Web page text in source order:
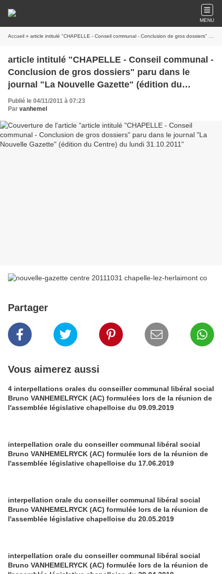
MENU
Accueil » article intitulé "CHAPELLE - Conseil communal - Conclusion de gros dossiers" paru dans le journal "La Nouvelle Gazette" (édition du Centre) du lundi 31.10.2011
article intitulé "CHAPELLE - Conseil communal -
Conclusion de gros dossiers" paru dans le
journal "La Nouvelle Gazette" (édition du
Centre) du lundi 31.10.2011
Publié le 04/11/2011 à 07:23
Par vanhemel
Partager
Vous aimerez aussi
4 interpellations orales du conseiller communal libéral social
Bruno VANHEMELRYCK (AC) formulées lors de la réunion de
l'assemblée législative chapelloise du 09.09.2019
interpellation orale du conseiller communal libéral social
Bruno VANHEMELRYCK (AC) formulée lors de la réunion de
l'assemblée législative chapelloise du 17.06.2019
interpellation orale du conseiller communal libéral social
Bruno VANHEMELRYCK (AC) formulée lors de la réunion de
l'assemblée législative chapelloise du 20.05.2019
interpellation orale du conseiller communal libéral social
Bruno VANHEMELRYCK (AC) formulée lors de la réunion de